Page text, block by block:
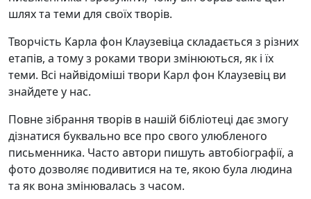
шлях та теми для своїх творів.
Творчість Карла фон Клаузевіца складається з різних
етапів, а тому з роками твори змінюються, як і їх
теми. Всі найвідоміші твори Карл фон Клаузевіц ви
знайдете у нас.
Повне зібрання творів в нашій бібліотеці дає змогу
дізнатися буквально все про свого улюбленого
письменника. Часто автори пишуть автобіографії, а
фото дозволяє подивитися на те, якою була людина
та як вона змінювалась з часом.